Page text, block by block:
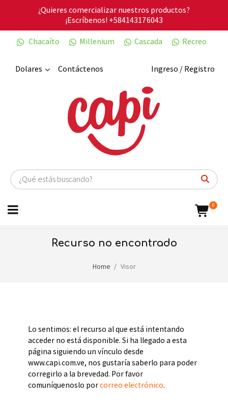
¿Quieres comercializar nuestros productos?
¡Escríbenos!+584143176043
Chacaíto
Millenium Cascada Recreo
Dolares Ingreso / Registro
Contáctenos
0
recurso no encontrado
Home Visor
Lo sentimos: el recurso al que está intentando
acceder no está disponible. Si ha llegado a esta
página siguiendo un vínculo desde
www.capi.com.ve, nos gustaría saberlo para poder
corregirlo a la brevedad. Por favor
comuníquenoslo porcorreo electrónico.